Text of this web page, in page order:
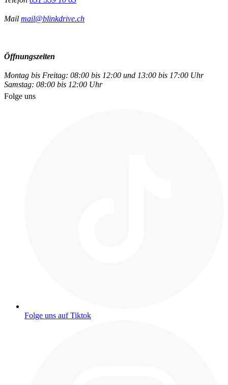
Mail mail@blinkdrive.ch
Öffnungszeiten
Montag bis Freitag: 08:00 bis 12:00 und 13:00 bis 17:00 Uhr
Samstag: 08:00 bis 12:00 Uhr
Folge uns
Folge uns auf Tiktok